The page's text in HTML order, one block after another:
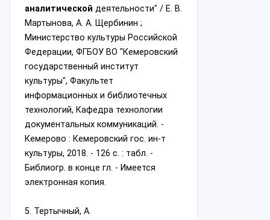
аналитической деятельности" / Е. В.
Мартынова, А. А. Щербинин ;
Министерство культуры Российской
Федерации, ФГБОУ ВО "Кемеровский
государственный институт
культуры", Факультет
информационных и библиотечных
технологий, Кафедра технологии
документальных коммуникаций. -
Кемерово : Кемеровский гос. ин-т
культуры, 2018. - 126 с. : табл. -
Библиогр. в конце гл. - Имеется
электронная копия.
5. Тертычный, А.